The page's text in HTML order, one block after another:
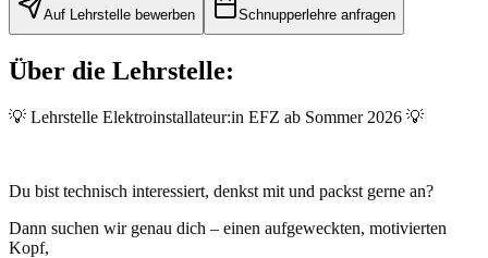
Auf Lehrstelle bewerben Schnupperlehre anfragen
Über die Lehrstelle:
💡 Lehrstelle Elektroinstallateur:in EFZ ab Sommer 2026 💡
Du bist technisch interessiert, denkst mit und packst gerne an?
Dann suchen wir genau dich – einen aufgeweckten, motivierten
Kopf,